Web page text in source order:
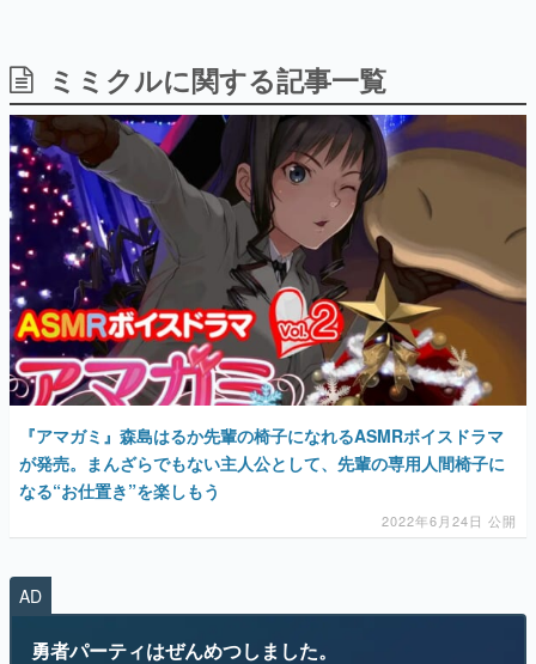
日本のモバイルゲーム史における主要なトピック・タイト
ルを網羅するほか、開発者へのインタビューや識者による
解説を掲載。約20年の歴史が一望できる決定版！
若ゲのいたり〜ゲームクリエイターの青春〜
『うつヌケ』『ペンと箸』等で知られるマンガ家・田中圭
一先生によるゲーム業界レポートマンガです。
なんでゲームは面白い？
ゲーム開発者・hamatsu氏がゲームの魅力を画面や操作の
具体的な形から解き明かしていく、硬派で骨太な評論連載
です。
ゲームが変えた日本語
「経験値」「裏技」「ラスボス」… ゲームにまつわる言葉
の起源や用法の変遷を、コンピューター文化史研究家・タ
イニーP氏が徹底調査。
カテゴリ
特集記事
マンガ
女性向け
アプリレビュー
『アマガミ』森島はるか先輩の椅子になれるASMRボイスドラマ
が発売。まんざらでもない主人公として、先輩の専用人間椅子に
なる“お仕置き”を楽しもう
2022年6月24日 公開
AD